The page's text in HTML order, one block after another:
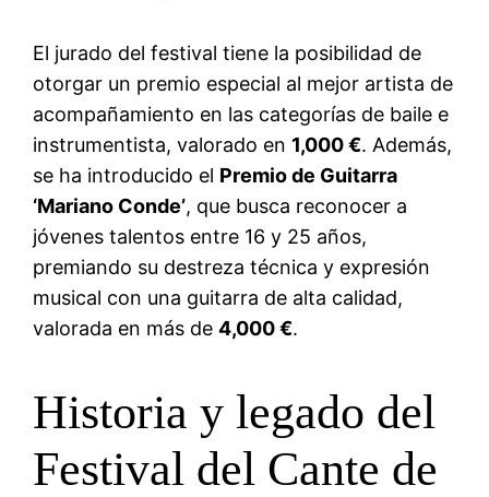
El jurado del festival tiene la posibilidad de
otorgar un premio especial al mejor artista de
acompañamiento en las categorías de baile e
instrumentista, valorado en 1,000 €. Además,
se ha introducido el Premio de Guitarra
‘Mariano Conde’, que busca reconocer a
jóvenes talentos entre 16 y 25 años,
premiando su destreza técnica y expresión
musical con una guitarra de alta calidad,
valorada en más de4,000 €.
Historia y legado del
Festival del Cante de